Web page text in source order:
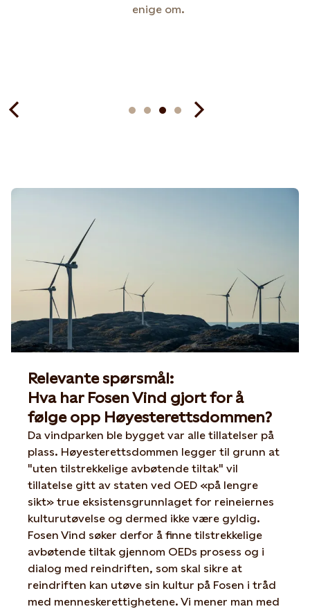
enige om.
Relevante spørsmål:
Hva har Fosen Vind gjort for å
følge opp Høyesterettsdommen?
Da vindparken ble bygget var alle tillatelser på
plass. Høyesterettsdommen legger til grunn at
"uten tilstrekkelige avbøtende tiltak" vil
tillatelse gitt av staten ved OED «på lengre
sikt» true eksistensgrunnlaget for reineiernes
kulturutøvelse og dermed ikke være gyldig.
Fosen Vind søker derfor å finne tilstrekkelige
avbøtende tiltak gjennom OEDs prosess og i
dialog med reindriften, som skal sikre at
reindriften kan utøve sin kultur på Fosen i tråd
med menneskerettighetene. Vi mener man med